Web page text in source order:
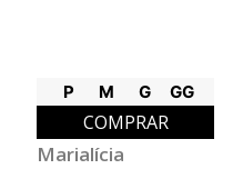
P M G GG
COMPRAR
Marialícia